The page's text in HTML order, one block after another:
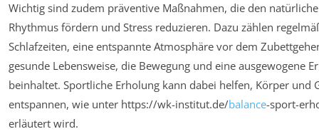
Wichtig sind zudem präventive Maßnahmen, die den
Rhythmus fördern und Stress reduzieren. Dazu zählen
Schlafzeiten, eine entspannte Atmosphäre vor dem
gesunde Lebensweise, die Bewegung und eine ausgewogene
beinhaltet. Sportliche Erholung kann dabei helfen, Körper und
entspannen, wie unter https://wk-institut.de/balance-sport-
erläutert wird.